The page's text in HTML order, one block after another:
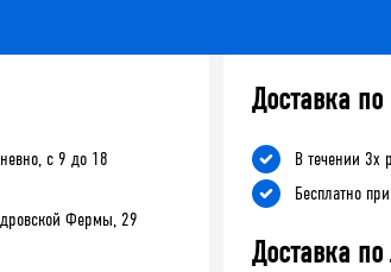
с 9 до 18
Фермы, 29
Доставка
В течении 3х
Бесплатно
Доставка